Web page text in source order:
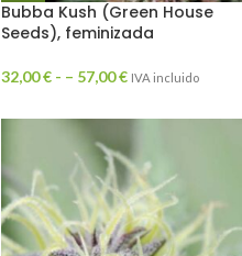
Bubba Kush (Green House
Seeds), feminizada
32,00€ - – 57,00€ IVA incluido